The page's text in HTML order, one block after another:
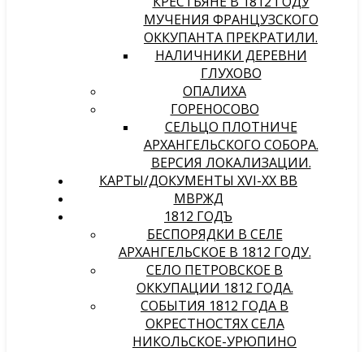
МУЧЕНИЯ ФРАНЦУЗСКОГО
ОККУПАНТА ПРЕКРАТИЛИ.
НАЛИЧНИКИ ДЕРЕВНИ
ГЛУХОВО
ОПАЛИХА
ГОРЕНОСОВО
СЕЛЬЦО ПЛОТНИЧЕ
АРХАНГЕЛЬСКОГО СОБОРА.
ВЕРСИЯ ЛОКАЛИЗАЦИИ.
КАРТЫ/ДОКУМЕНТЫ XVI-XX ВВ
МВРЖД
1812 ГОДЪ
БЕСПОРЯДКИ В СЕЛЕ
АРХАНГЕЛЬСКОЕ В 1812 ГОДУ.
СЕЛО ПЕТРОВСКОЕ В
ОККУПАЦИИ 1812 ГОДА.
СОБЫТИЯ 1812 ГОДА В
ОКРЕСТНОСТЯХ СЕЛА
НИКОЛЬСКОЕ-УРЮПИНО